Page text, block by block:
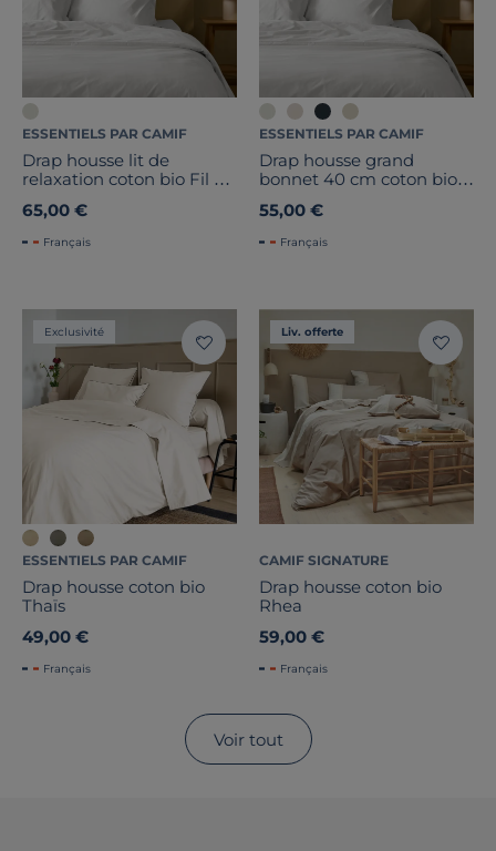
ESSENTIELS PAR CAMIF
Drap housse lit de
relaxation coton bio Fil &
65,00 €
Français
ESSENTIELS PAR CAMIF
Drap housse grand
bonnet 40 cm coton bio
55,00 €
Français
Exclusivité
ESSENTIELS PAR CAMIF
Drap housse coton bio
Thaïs
49,00 €
Français
Liv. offerte
CAMIF SIGNATURE
Drap housse coton bio
Rhea
59,00 €
Français
Voir tout